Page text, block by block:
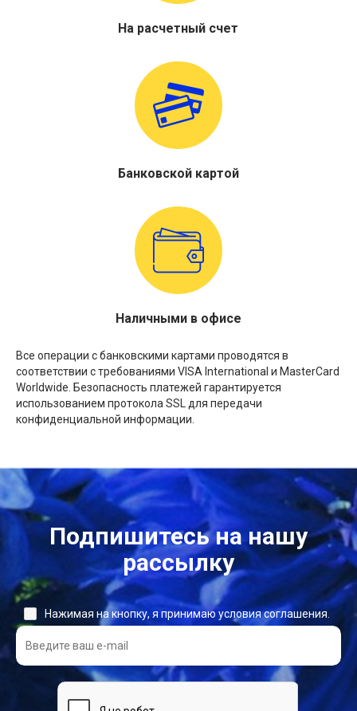
На расчетный счет
Банковской картой
Наличными в офисе
Все операции с банковскими картами проводятся в
соответствии с требованиями VISA International и MasterCard
Worldwide. Безопасность платежей гарантируется
использованием протокола SSL для передачи
конфиденциальной информации.
Подпишитесь на нашу
рассылку
Нажимая на кнопку, я принимаю условия соглашения.